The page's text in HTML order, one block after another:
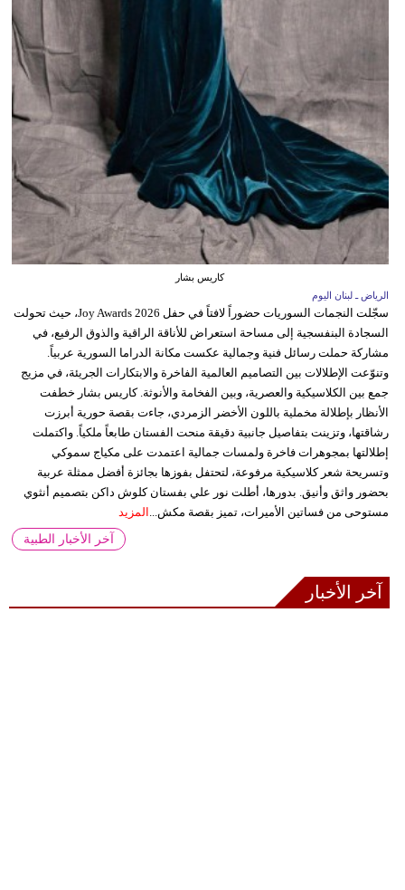
كاريس بشار
الرياض ـ لبنان اليوم
سجّلت النجمات السوريات حضوراً لافتاً في حفل Joy Awards 2026، حيث تحولت
السجادة البنفسجية إلى مساحة استعراض للأناقة الراقية والذوق الرفيع، في
مشاركة حملت رسائل فنية وجمالية عكست مكانة الدراما السورية عربياً.
وتنوّعت الإطلالات بين التصاميم العالمية الفاخرة والابتكارات الجريئة، في مزيج
جمع بين الكلاسيكية والعصرية، وبين الفخامة والأنوثة. كاريس بشار خطفت
الأنظار بإطلالة مخملية باللون الأخضر الزمردي، جاءت بقصة حورية أبرزت
رشاقتها، وتزينت بتفاصيل جانبية دقيقة منحت الفستان طابعاً ملكياً. واكتملت
إطلالتها بمجوهرات فاخرة ولمسات جمالية اعتمدت على مكياج سموكي
وتسريحة شعر كلاسيكية مرفوعة، لتحتفل بفوزها بجائزة أفضل ممثلة عربية
بحضور واثق وأنيق. بدورها، أطلت نور علي بفستان كلوش داكن بتصميم أنثوي
مستوحى من فساتين الأميرات، تميز بقصة مكش...
المزيد
آخر الأخبار الطبية
آخر الأخبار